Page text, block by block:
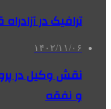
ترافیک در
۱۴۰۲/۱۱/۰۶
نقش وکیل در
و نفقه